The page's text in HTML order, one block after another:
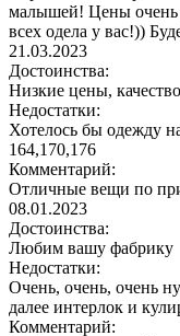
малышей! Цены очень
всех одела у вас!))
21.03.2023
Достоинства:
Низкие цены,
Недостатки:
Хотелось бы одежду
164,170,176
Комментарий:
Отличные вещи по
08.01.2023
Достоинства:
Любим вашу фабрику
Недостатки:
Очень, очень, очень
далее интерлок и
Комментарий: